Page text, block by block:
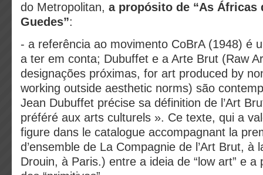
do Metropolitan, a propósito de “As Áfricas
Guedes”:
- a referência ao movimento CoBrA (1948) é
a ter em conta; Dubuffet e a Arte Brut (Raw
designações próximas, for art produced by
working outside aesthetic norms) são
Jean Dubuffet précise sa définition de l’Art
préféré aux arts culturels ». Ce texte, qui a
figure dans le catalogue accompagnant la
d’ensemble de La Compagnie de l’Art Brut, à
Drouin, à Paris.) entre a ideia de “low art” e a